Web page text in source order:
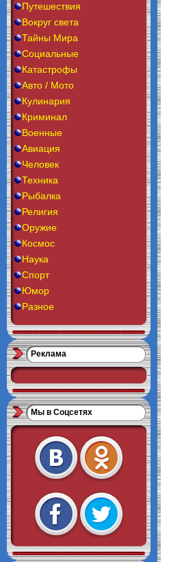
Путешествия
Вокруг света
Тайны Мира
Социальные
Катастрофы
Авто / Мото
Кулинария
Криминал
Военные
Авиация
Человек
Техника
Рыбалка
Религия
Оружие
Космос
Наука
Спорт
Юмор
Разное
Реклама
Мы в Cоцсетях